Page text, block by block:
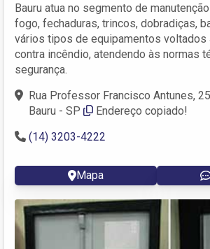
Bauru atua no segmento de
fogo, fechaduras, trincos, dobradiças,
vários tipos de equipamentos voltados
contra incêndio, atendendo às normas
segurança.
Rua Professor Francisco Antunes,
Bauru - SP
Endereço copiado!
(14) 3203-4222
Mapa